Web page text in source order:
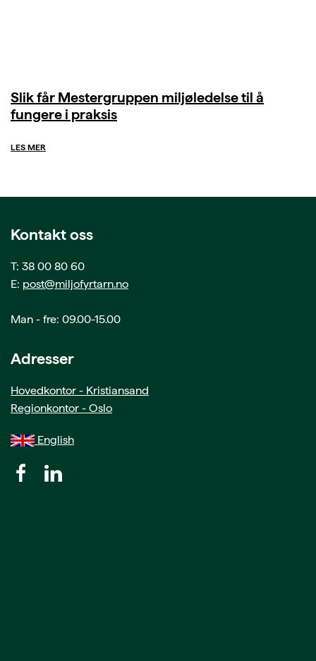
Slik får Mestergruppen miljøledelse til å
fungere i praksis
LES MER
Kontakt oss
T: 38 00 80 60
E: post@miljofyrtarn.no
Man - fre: 09.00-15.00
Adresser
Hovedkontor - Kristiansand
Regionkontor - Oslo
English